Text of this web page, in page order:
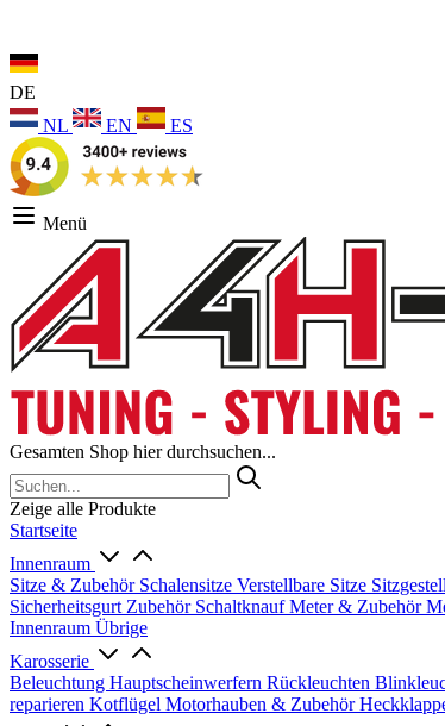
DE
NL
EN ES
Menü
Gesamten Shop hier durchsuchen...
Zeige alle Produkte
Startseite
Innenraum
Sitze & Zubehör Schalensitze Verstellbare Sitze
Sicherheitsgurt Zubehör SchaltknaufMeter & Zubehör
Innenraum Übrige
Karosserie
Beleuchtung Hauptscheinwerfern Rückleuchten
reparieren Kotflügel Motorhauben & Zubehör